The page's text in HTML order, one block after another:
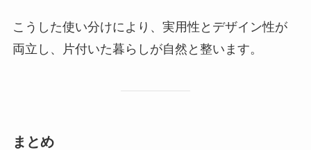
こうした使い分けにより、実用性とデザイン性が
両立し、片付いた暮らしが自然と整います。
まとめ